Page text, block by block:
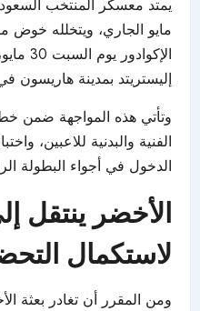
مايو الجاري، ويتخلله خوض
إليستريتد بمدينة هاريسون
وتأتي هذه المواجهة ضمن
الفنية والبدنية للاعبين،
الدخول في أجواء البطولة
الأخضر ينتقل
لاستكمال
ومن المقرر أن تغادر بعثة